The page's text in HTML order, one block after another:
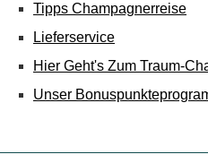
Tipps Champagnerreise
Lieferservice
Hier Geht's Zum Traum-
Unser